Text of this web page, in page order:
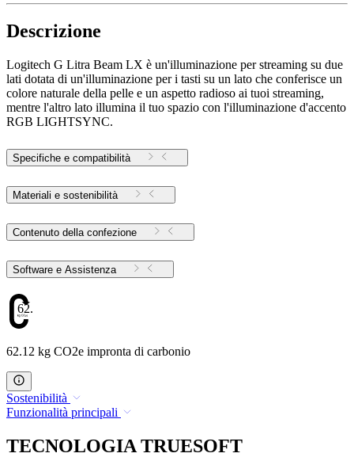
Descrizione
Logitech G Litra Beam LX è un'illuminazione per streaming su due
lati dotata di un'illuminazione per i tasti su un lato che conferisce un
colore naturale della pelle e un aspetto radioso ai tuoi streaming,
mentre l'altro lato illumina il tuo spazio con l'illuminazione d'accento
RGB LIGHTSYNC.
Specifiche e compatibilità
Materiali e sostenibilità
Contenuto della confezione
Software e Assistenza
62.12
62.12 kg CO2e impronta di carbonio
Sostenibilità
Funzionalità principali
TECNOLOGIA TRUESOFT